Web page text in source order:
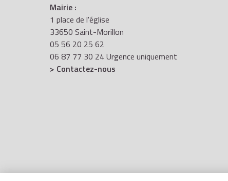
Mairie :
1 place de l'église
33650 Saint-Morillon
05 56 20 25 62
06 87 77 30 24 Urgence uniquement
> Contactez-nous